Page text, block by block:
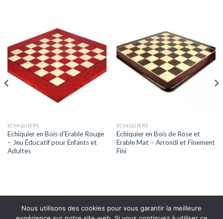
ECHIQUIERS
Echiquier en Bois d’Erable Rouge
– Jeu Éducatif pour Enfants et
Adultes
ECHIQUIERS
Echiquier en Bois de Rose et
Erable Mat – Arrondi et Finement
Fini
Nous utilisons des cookies pour vous garantir la meilleure